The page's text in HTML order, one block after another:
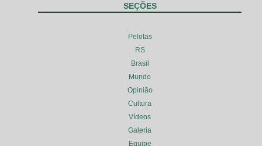
SEÇÕES
Pelotas
RS
Brasil
Mundo
Opinião
Cultura
Vídeos
Galeria
Equipe